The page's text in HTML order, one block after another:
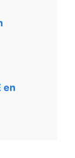
en